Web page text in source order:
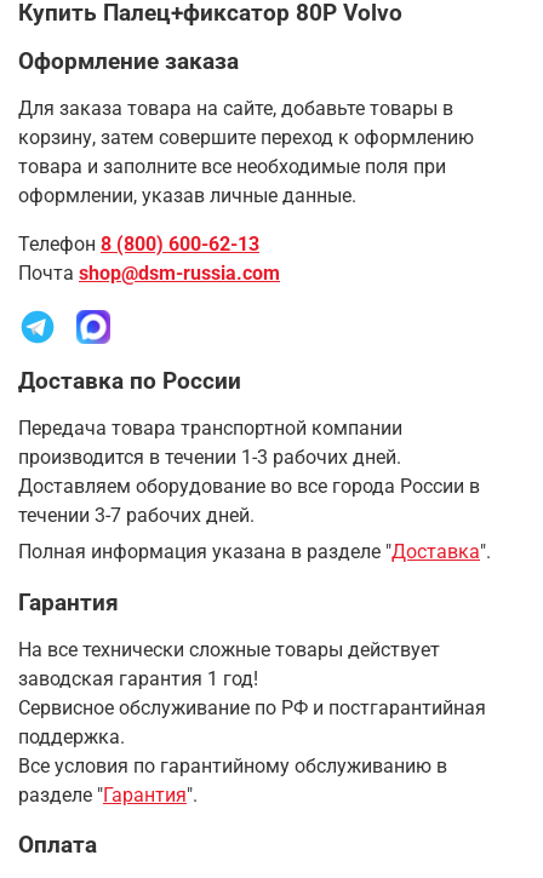
Купить Палец+фиксатор 80P Volvo
Оформление заказа
Для заказа товара на сайте, добавьте товары в
корзину, затем совершите переход к оформлению
товара и заполните все необходимые поля при
оформлении, указав личные данные.
Телефон 8 (800) 600-62-13
Почта shop@dsm-russia.com
Доставка по России
Передача товара транспортной компании
производится в течении 1-3 рабочих дней.
Доставляем оборудование во все города России в
течении 3-7 рабочих дней.
Полная информация указана в разделе "Доставка".
Гарантия
На все технически сложные товары действует
заводская гарантия 1 год!
Сервисное обслуживание по РФ и постгарантийная
поддержка.
Все условия по гарантийному обслуживанию в
разделе "Гарантия".
Оплата